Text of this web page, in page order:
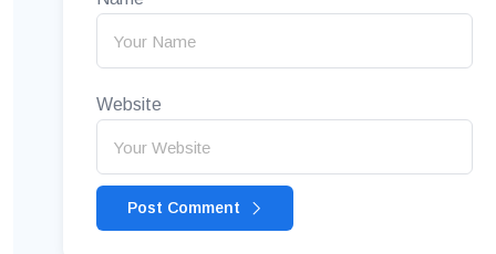
Website
Post Comment